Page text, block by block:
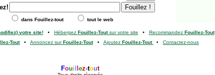
dans Fouillez-tout tout le web
votre site!• Hébergez Fouillez-Toutsur votre site • Recommandez Fouillez-Tout
Tout• Annoncez surFouillez-Tout• Ajoutez Fouillez-Tout • Contactez-nous
Foui ez-tout